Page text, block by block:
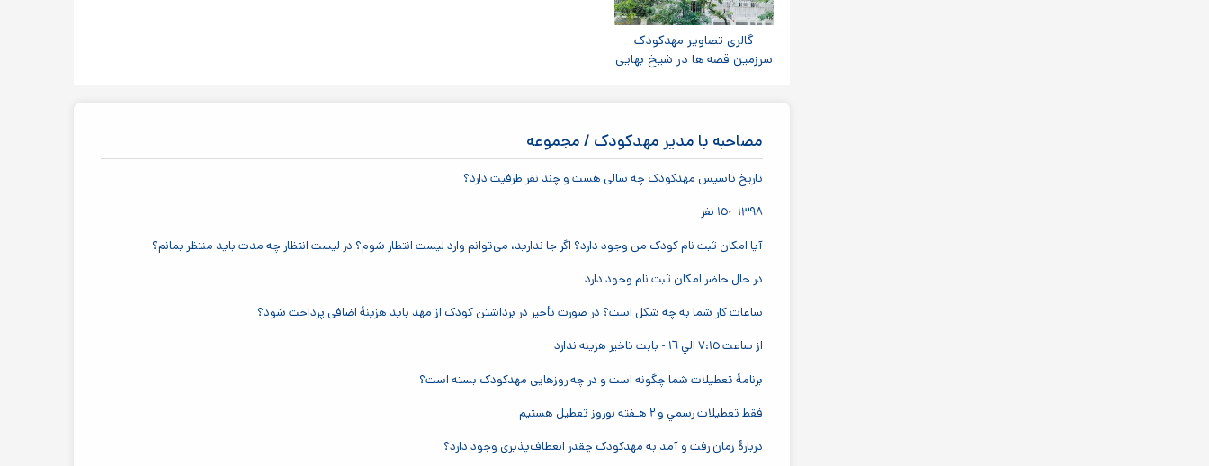
گالری تصاویر مهدکودک
سرزمین قصه ها در شیخ بهایی
مصاحبه با مدیر مهدکودک / مجموعه
تاریخ تاسیس مهدکودک چه سالی هست و چند نفر ظرفیت دارد؟
١٣٩٨ ١٥٠ نفر
آیا امکان ثبت نام کودک من وجود دارد؟ اگر جا ندارید، می‌توانم وارد لیست انتظار شوم؟ در لیست انتظار چه مدت باید منتظر بمانم؟
در حال حاضر امكان ثبت نام وجود دارد
ساعات کار شما به چه شکل است؟ در صورت تأخیر در برداشتن کودک از مهد باید هزینهٔ اضافی پرداخت شود؟
از ساعت ٧:١٥ الي ١٦ - بابت تاخير هزينه ندارد
برنامهٔ تعطیلات شما چگونه است و در چه روزهایی مهدکودک بسته است؟
فقط تعطيلات رسمي و ٢ هـفته نوروز تعطيل هستيم
دربارهٔ زمان رفت و آمد به مهدکودک چقدر انعطاف‌پذیری وجود دارد؟